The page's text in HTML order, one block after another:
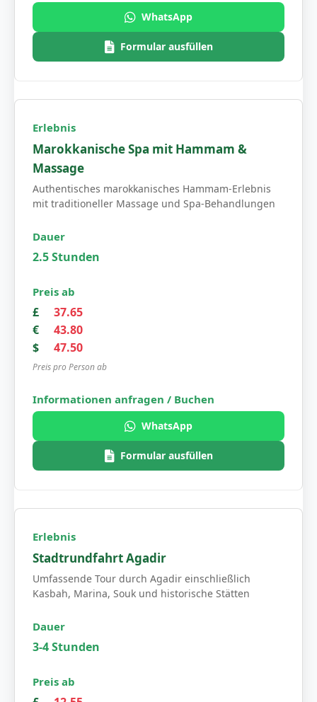
WhatsApp
Formular ausfüllen
Marokkanische Spa mit Hammam &
Massage
Authentisches marokkanisches Hammam-Erlebnis
mit traditioneller Massage und Spa-Behandlungen
2.5 Stunden
£
37.65
€
43.80
$
47.50
Preis pro Person ab
WhatsApp
Formular ausfüllen
Stadtrundfahrt Agadir
Umfassende Tour durch Agadir einschließlich
Kasbah, Marina, Souk und historische Stätten
3-4 Stunden